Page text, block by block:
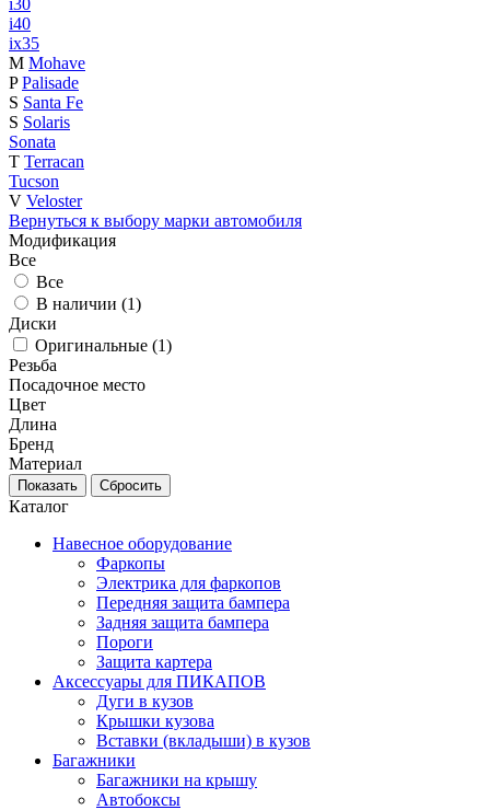
i40
ix35
M Mohave
P Palisade
S Santa Fe
S Solaris
Sonata
T Terracan
Tucson
V Veloster
Вернуться к выбору марки автомобиля
Модификация
Все
Все
В наличии (1)
Диски
Оригинальные (1)
Резьба
Посадочное место
Цвет
Длина
Бренд
Материал
Каталог
Навесное оборудование
Фаркопы
Электрика для фаркопов
Передняя защита бампера
Задняя защита бампера
Пороги
Защита картера
Аксессуары для ПИКАПОВ
Дуги в кузов
Крышки кузова
Вставки (вкладыши) в кузов
Багажники
Багажники на крышу
Автобоксы